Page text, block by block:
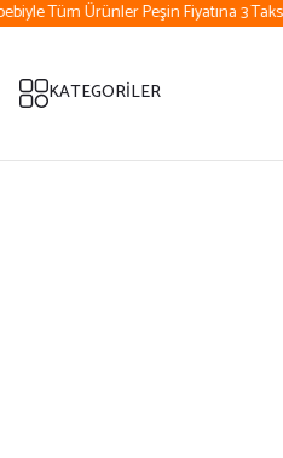
Tüm Ürünler Peşin Fiyatına 3 Taksit!
KATEGORİLER